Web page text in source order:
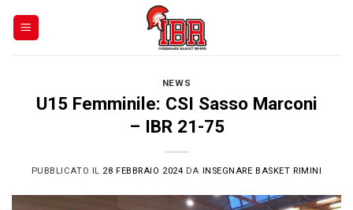
NEWS
U15 Femminile: CSI Sasso Marconi
– IBR 21-75
PUBBLICATO IL 28 FEBBRAIO 2024 DA INSEGNARE BASKET RIMINI